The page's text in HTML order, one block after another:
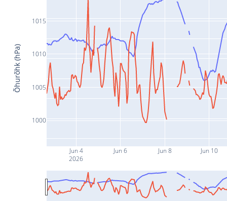
Jun 4
2026
Jun 6 Jun 8 Jun 10
1000
1005
1010
1015
Õhurõhk (hPa)